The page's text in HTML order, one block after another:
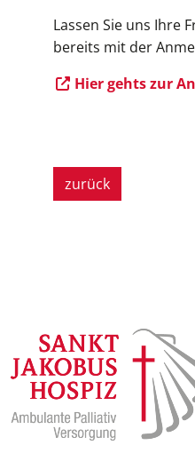
Lassen Sie uns Ihre
bereits mit der
Hier gehts zur
zurück